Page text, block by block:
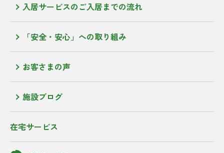
入居サービスのご入居までの流れ
「安全・安心」への取り組み
お客さまの声
施設ブログ
在宅サービス